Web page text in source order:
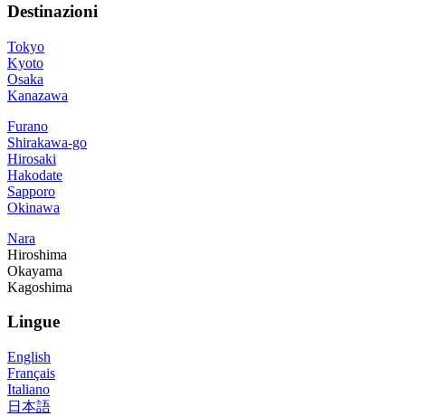
Destinazioni
Tokyo
Kyoto
Osaka
Kanazawa
Furano
Shirakawa-go
Hirosaki
Hakodate
Sapporo
Okinawa
Nara
Hiroshima
Okayama
Kagoshima
Lingue
English
Français
Italiano
日本語